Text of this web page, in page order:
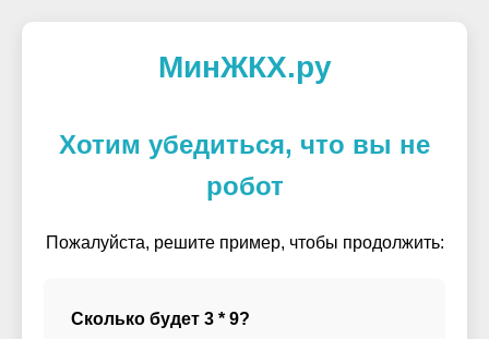
МинЖКХ.ру
Хотим убедиться, что вы не
робот
Пожалуйста, решите пример, чтобы продолжить:
Сколько будет 3 * 9?